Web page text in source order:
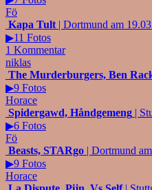
Fö
Kapa Tult | Dortmund am
▶11 Fotos
1 Kommentar
niklas
The Murderburgers, Ben
▶9 Fotos
Horace
Spidergawd, Håndgemeng |
▶6 Fotos
Fö
Beasts, STARgo | Dortmund
▶9 Fotos
Horace